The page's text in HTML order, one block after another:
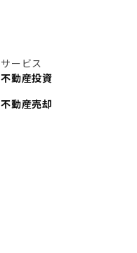
サービス
不動産投資
不動産売却